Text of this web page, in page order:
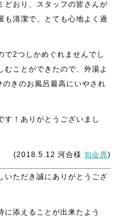
どおり、スタッフの皆さんが
も清潔で、とても心地よく過
で2つしかめぐれませんでし
ことができたので、 外湯よ
きのお風呂最高にいやされ
す！ありがとうございまし
(2018.5.12 河合様 旬会席)
いただき誠にありがとうござ
に添えることが出来たよう